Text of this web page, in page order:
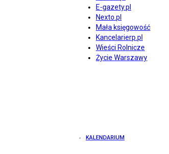
E-gazety.pl
Nexto.pl
Mała księgowość
Kancelarierp.pl
Wieści Rolnicze
Życie Warszawy
KALENDARIUM